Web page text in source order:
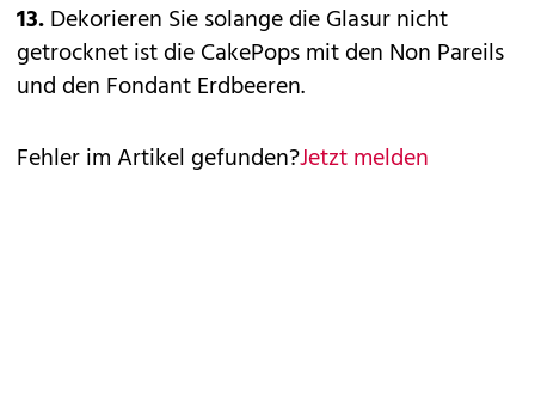
13.Dekorieren Sie solange die Glasur nicht
getrocknet ist die CakePops mit den Non Pareils
und den Fondant Erdbeeren.
Fehler im Artikel gefunden?Jetzt melden